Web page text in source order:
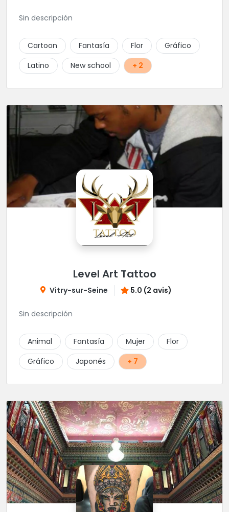
Sin descripción
Cartoon Fantasía Flor
Gráfico
Latino
New school + 2
Level Art Tattoo
Vitry-sur-Seine 5.0 (2 avis)
Sin descripción
Animal Fantasía Mujer
Flor
Gráfico
Japonés + 7